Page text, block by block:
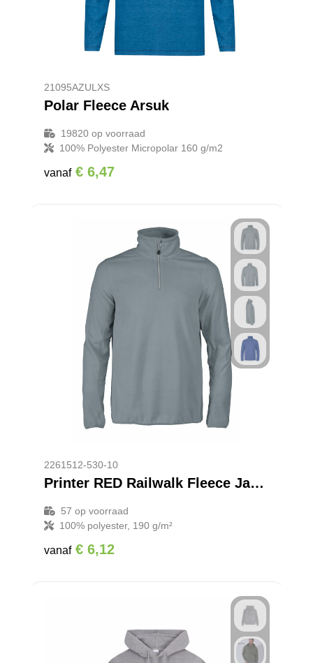
21095AZULXS
Polar Fleece Arsuk
19820op voorraad
100% Polyester Micropolar 160 g/m2
vanaf € 6,47
2261512-530-10
Printer RED Railwalk Fleece Jacket Men
57 op voorraad
100% polyester, 190 g/m²
vanaf € 6,12